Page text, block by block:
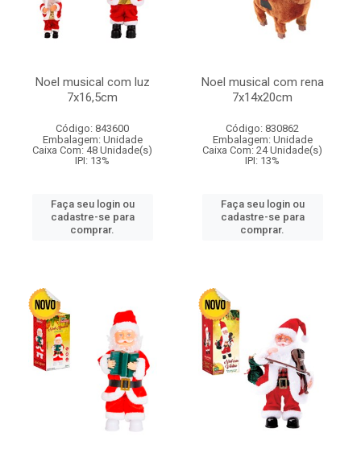
Noel musical com luz
7x16,5cm
Código: 843600
Embalagem: Unidade
Caixa Com: 48 Unidade(s)
IPI: 13%
Faça seu login ou
cadastre-se para
comprar.
Noel musical com rena
7x14x20cm
Código: 830862
Embalagem: Unidade
Caixa Com: 24 Unidade(s)
IPI: 13%
Faça seu login ou
cadastre-se para
comprar.